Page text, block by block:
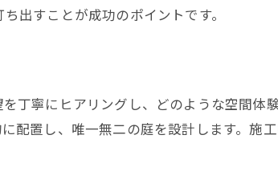
出すことが成功のポイントです。
丁寧にヒアリングし、どのような空間体
配置し、唯一無二の庭を設計します。施